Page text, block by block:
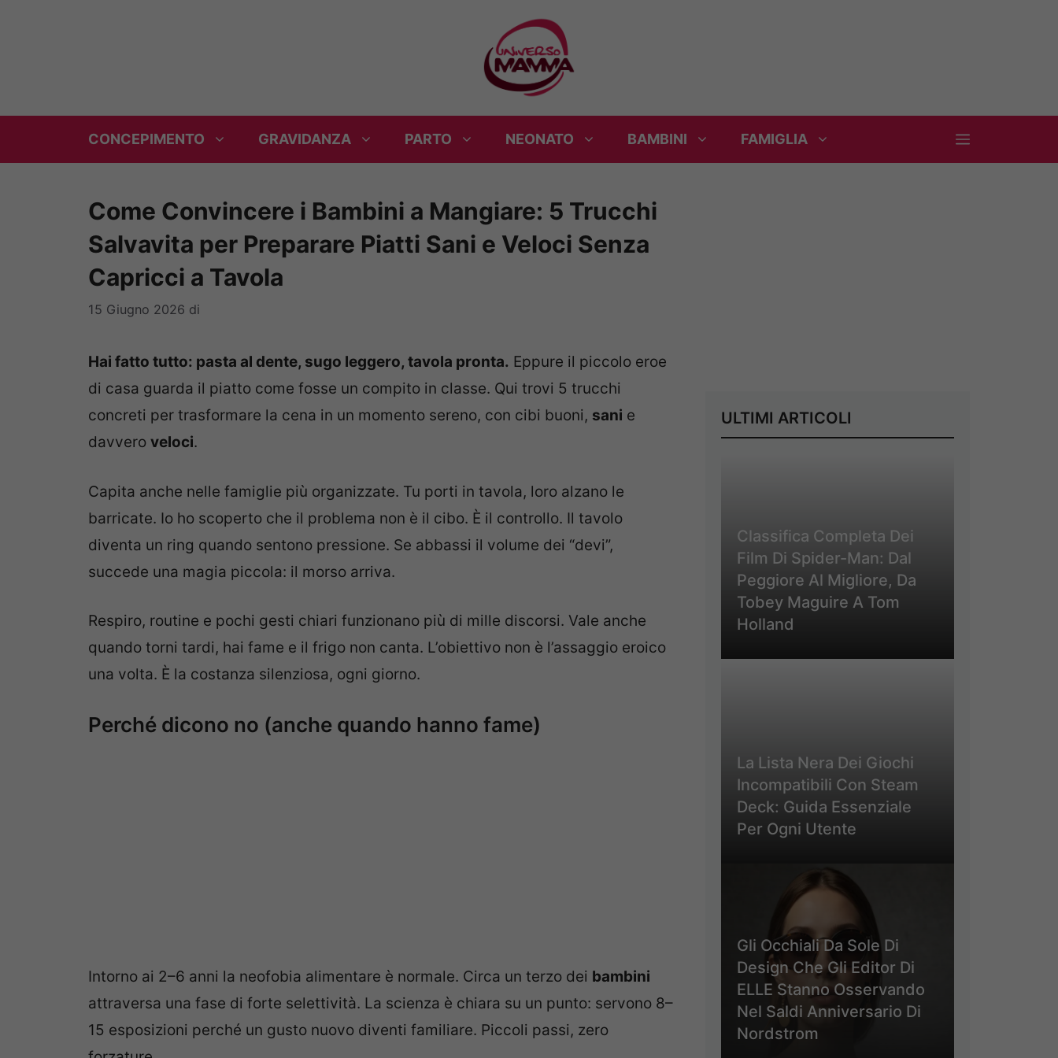
CONCEPIMENTO GRAVIDANZA PARTO NEONATO BAMBINI FAMIGLIA
Come Convincere i Bambini a Mangiare: 5 Trucchi
Salvavita per Preparare Piatti Sani e Veloci Senza
Capricci a Tavola
15 Giugno 2026 di
Hai fatto tutto: pasta al dente, sugo leggero, tavola pronta. Eppure il piccolo eroe
di casa guarda il piatto come fosse un compito in classe. Qui trovi 5 trucchi
concreti per trasformare la cena in un momento sereno, con cibi buoni, sani e
davvero veloci.
Capita anche nelle famiglie più organizzate. Tu porti in tavola, loro alzano le
barricate. Io ho scoperto che il problema non è il cibo. È il controllo. Il tavolo
diventa un ring quando sentono pressione. Se abbassi il volume dei “devi”,
succede una magia piccola: il morso arriva.
Respiro, routine e pochi gesti chiari funzionano più di mille discorsi. Vale anche
quando torni tardi, hai fame e il frigo non canta. L’obiettivo non è l’assaggio eroico
una volta. È la costanza silenziosa, ogni giorno.
Perché dicono no (anche quando hanno fame)
Intorno ai 2–6 anni la neofobia alimentare è normale. Circa un terzo dei bambini
attraversa una fase di forte selettività. La scienza è chiara su un punto: servono 8–
15 esposizioni perché un gusto nuovo diventi familiare. Piccoli passi, zero
ULTIMI ARTICOLI
Classifica Completa Dei
Film Di Spider-Man: Dal
Peggiore Al Migliore, Da
Tobey Maguire A Tom
Holland
La Lista Nera Dei Giochi
Incompatibili Con Steam
Deck: Guida Essenziale
Per Ogni Utente
Gli Occhiali Da Sole Di
Design Che Gli Editor Di
ELLE Stanno Osservando
Nel Saldi Anniversario Di
Nordstrom